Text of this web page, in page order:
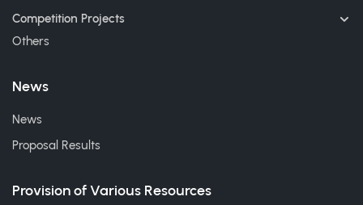
Competition Projects
Others
News
News
Proposal Results
Provision of Various Resources